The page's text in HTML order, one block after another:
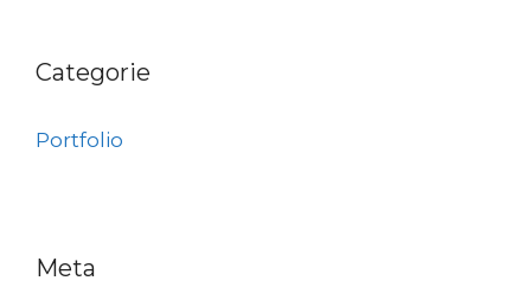
Categorie
Portfolio
Meta